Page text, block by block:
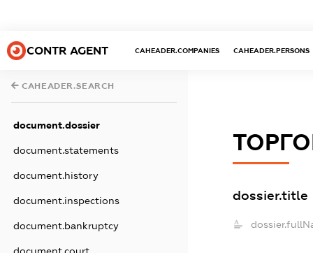
CONTR AGENT CAHEADER.COMPANIES CAHEADER.PERSONS
CAHEADER.SEARCH
document.dossier
document.statements
document.history
document.inspections
document.bankruptcy
dossier.title